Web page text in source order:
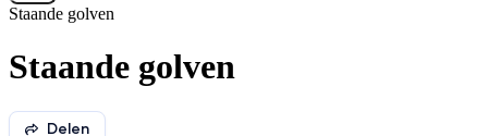
Staande golven
Staande golven
Delen